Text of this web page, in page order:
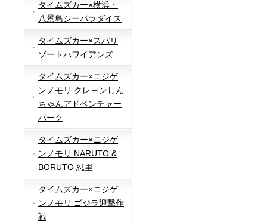
タイムズカー×横浜・
八景島シーパラダイス
タイムズカー×スパリ
ゾートハワイアンズ
タイムズカー×ニジゲ
ンノモリ クレヨンしん
ちゃんアドベンチャー
パーク
タイムズカー×ニジゲ
ンノモリ NARUTO &
BORUTO 忍里
タイムズカー×ニジゲ
ンノモリ ゴジラ迎撃作
戦